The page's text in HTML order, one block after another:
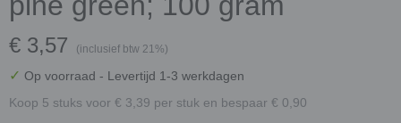
€ 3,57 (inclusief btw 21%)
✓ Op voorraad - Levertijd 1-3 werkdagen
Koop 5 stuks voor € 3,39 per stuk en bespaar € 0,90